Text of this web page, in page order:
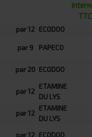
TTC
par 12 ECODOO
par 9 PAPECO
par 20 ECODOO
par 12
ETAMINE
DU LYS
par 12
ETAMINE
DU LYS
par 12 ECODOO